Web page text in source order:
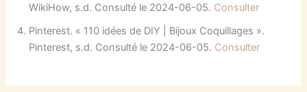
WikiHow, s.d. Consulté le 2024-06-05. Consulter
Pinterest. « 110 idées de DIY | Bijoux Coquillages ».
Pinterest, s.d. Consulté le 2024-06-05. Consulter